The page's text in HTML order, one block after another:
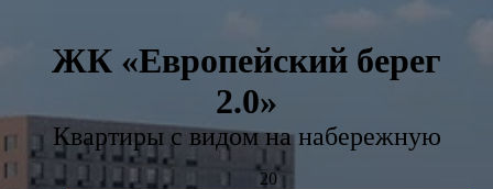
ЖК «Европейский берег
2.0»
Квартиры с видом на набережную
20